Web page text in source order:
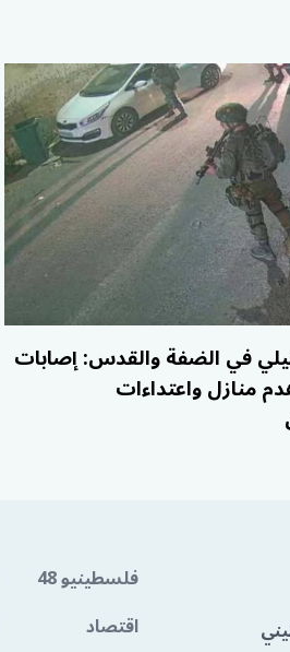
في الضفة والقدس: إصابات
منازل واعتداءات
فلسطينيو 48
اقتصاد